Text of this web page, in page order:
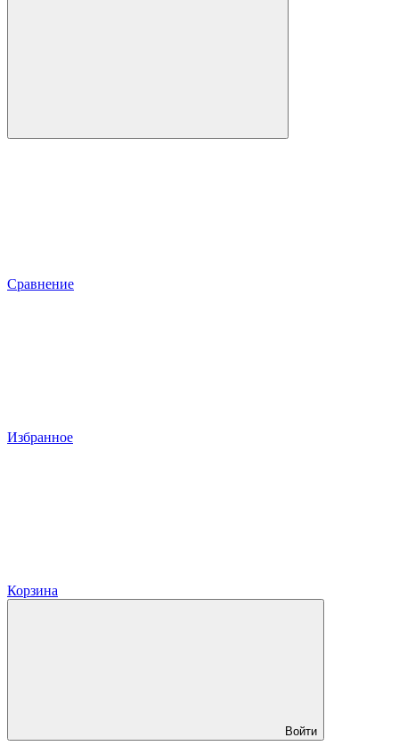
Сравнение
Избранное
Корзина
Войти